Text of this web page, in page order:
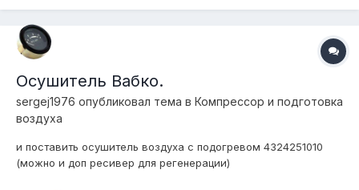
Осушитель Вабко.
sergej1976 опубликовал тема в Компресcор и подготовка
воздуха
и поставить осушитель воздуха с подогревом 4324251010
(можно и доп ресивер для регенерации)